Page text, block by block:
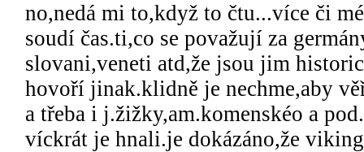
no,nedá mi to,když to čtu...více či
soudí čas.ti,co se považují za
slovani,veneti atd,že jsou jim
hovoří jinak.klidně je nechme,aby
a třeba i j.žižky,am.komenskéo a
víckrát je hnali.je dokázáno,že